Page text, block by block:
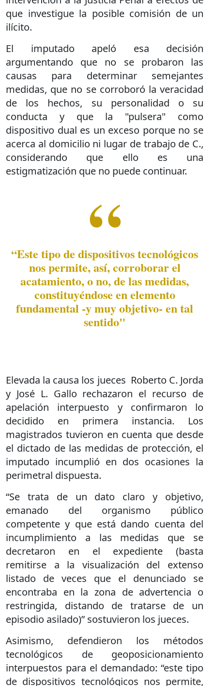
que investigue la posible comisión de un
ilícito.
El imputado apeló esa decisión
argumentando que no se probaron las
causas para determinar semejantes
medidas, que no se corroboró la veracidad
de los hechos, su personalidad o su
conducta y que la "pulsera" como
dispositivo dual es un exceso porque no se
acerca al domicilio ni lugar de trabajo de C.,
considerando que ello es una
estigmatización que no puede continuar.
“Este tipo de dispositivos tecnológicos
nos permite, así, corroborar el
acatamiento, o no, de las medidas,
constituyéndose en elemento
fundamental -y muy objetivo- en tal
sentido"
Elevada la causa los jueces Roberto C. Jorda
y José L. Gallo rechazaron el recurso de
apelación interpuesto y confirmaron lo
decidido en primera instancia. Los
magistrados tuvieron en cuenta que desde
el dictado de las medidas de protección, el
imputado incumplió en dos ocasiones la
perimetral dispuesta.
“Se trata de un dato claro y objetivo,
emanado del organismo público
competente y que está dando cuenta del
incumplimiento a las medidas que se
decretaron en el expediente (basta
remitirse a la visualización del extenso
listado de veces que el denunciado se
encontraba en la zona de advertencia o
restringida, distando de tratarse de un
episodio asilado)” sostuvieron los jueces.
Asimismo, defendieron los métodos
tecnológicos de geoposicionamiento
interpuestos para el demandado: “este tipo
de dispositivos tecnológicos nos permite,